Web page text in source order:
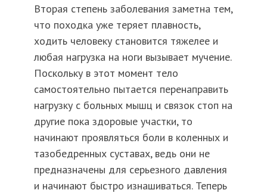
Вторая степень заболевания заметна тем,
что походка уже теряет плавность,
ходить человеку становится тяжелее и
любая нагрузка на ноги вызывает мучение.
Поскольку в этот момент тело
самостоятельно пытается перенаправить
нагрузку с больных мышц и связок стоп на
другие пока здоровые участки, то
начинают проявляться боли в коленных и
тазобедренных суставах, ведь они не
предназначены для серьезного давления
и начинают быстро изнашиваться. Теперь